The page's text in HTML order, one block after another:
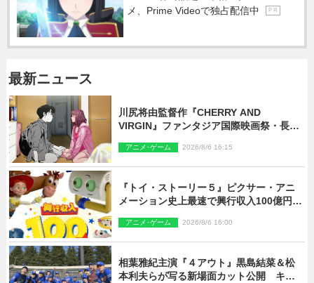
メ、Prime Videoで独占配信中
P R
最新ニュース
川尻将由監督作『CHERRY AND
VIRGIN』ファンタジア国際映画祭・長編
アニメ･ゲーム 2026/8/6 16:15
『トイ・ストーリー５』ピクサー・アニ
メーション史上最速で興行収入100億円突
アニメ･ゲーム 2026/8/6 16:00
相葉雅紀主演『４アウト』黒島結菜＆松
本利夫らが写る新場面カット公開 キャ